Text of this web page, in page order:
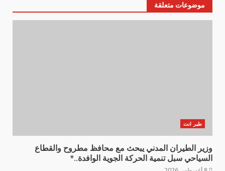
موضوعات متعلقة
طير انت
وزير الطيران المدني يبحث مع محافظ مطروح والقطاع
السياحي سبل تنمية الحركة الجوية الوافدة..*